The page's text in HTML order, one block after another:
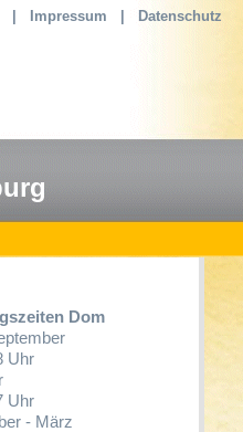
Impressum Datenschutz
Dom
Uhr
Uhr
- März